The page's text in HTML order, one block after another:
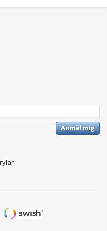
Anmäl mig